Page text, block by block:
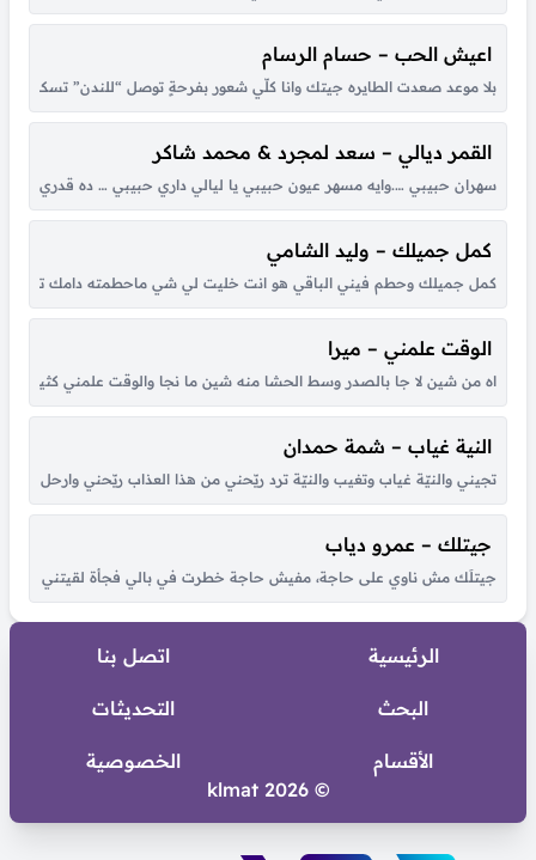
اعيش الحب – حسام الرسام
بلا موعد صعدت الطايره جيتك وانا كلّي شعور بفرحةٍ توصل “للندن”
القمر ديالي – سعد لمجرد & محمد شاكر
سهران حبيبي ….وايه مسهر عيون حبيبي يا ليالي داري حبيبي … ده قدري وده
كمل جميلك – وليد الشامي
كمل جميلك وحطم فيني الباقي هو انت خليت لي شي ماحطمته دامك تلذذ
الوقت علمني – ميرا
اه من شين لا جا بالصدر وسط الحشا منه شين ما نجا والوقت علمني كثير
النية غياب – شمة حمدان
تجيني والنيّة غياب وتغيب والنيّة ترد ريّحني من هذا العذاب ريّحني وارحل
جيتلك – عمرو دياب
جيتلَك مش ناوي على حاجة، مفيش حاجة خطرت في بالي فجأة لقيتني قدام
الرئيسية اتصل بنا
البحث التحديثات
الأقسام
الخصوصية
© 2026 klmat